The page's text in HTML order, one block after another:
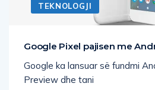
TEKNOLOGJI
Google Pixel pajisen me
Google ka lansuar së fundmi
Preview dhe tani